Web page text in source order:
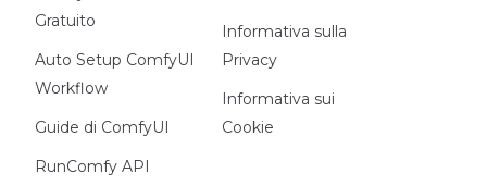
Gratuito
Auto Setup ComfyUI
Workflow
Guide di ComfyUI
RunComfy API
Informativa sulla
Privacy
Informativa sui
Cookie